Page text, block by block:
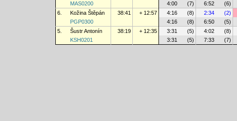
MAS0200
4:00 (7) 6:52 (6)
6.
Kožina Štěpán 38:41 + 12:57 4:16 (8) 2:34 (2)
PGP0300
4:16 (8) 6:50 (5)
5.
Šustr Antonín 38:19 + 12:35 3:31 (5) 4:02 (8)
KSH0201
3:31 (5) 7:33 (7)